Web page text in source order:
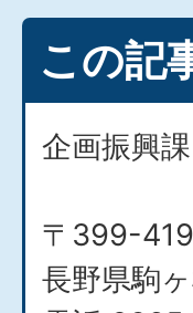
この記
企画振興
〒399-
長野県駒